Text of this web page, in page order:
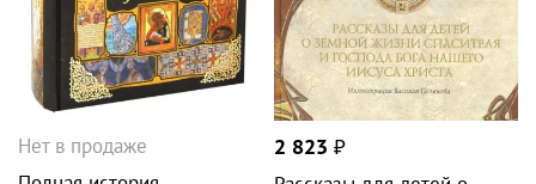
Нет в продаже
2 823 ₽